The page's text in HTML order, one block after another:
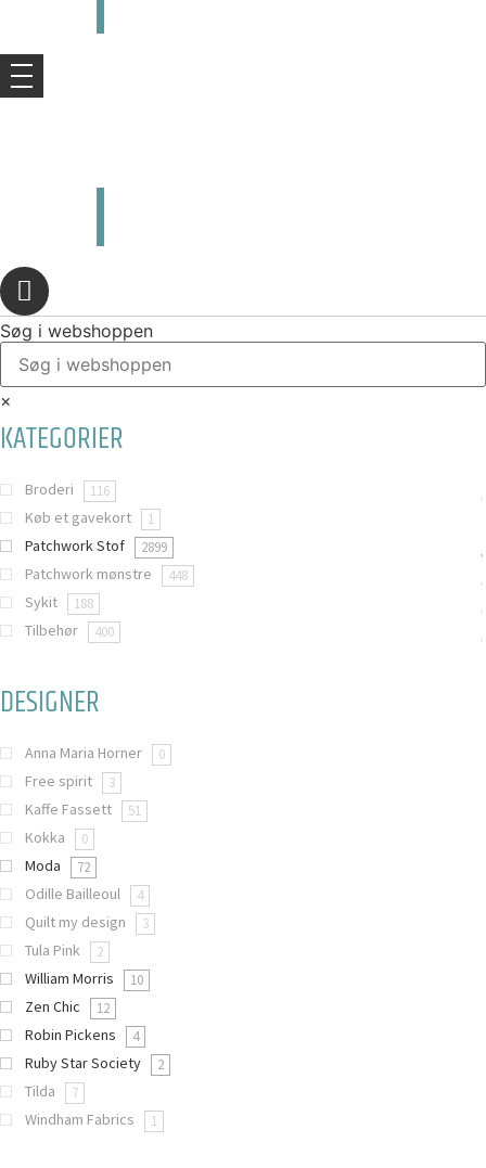
Søg i webshoppen
×
KATEGORIER
Broderi 116
Køb et gavekort 1
Patchwork Stof 2899
Patchwork mønstre 448
Sykit 188
Tilbehør 400
DESIGNER
Anna Maria Horner 0
Free spirit 3
Kaffe Fassett 51
Kokka 0
Moda 72
Odille Bailleoul 4
Quilt my design 3
Tula Pink 2
William Morris 10
Zen Chic 12
Robin Pickens 4
Ruby Star Society 2
Tilda 7
Windham Fabrics 1